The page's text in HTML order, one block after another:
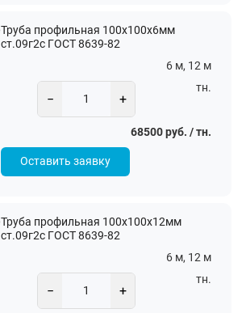
Труба профильная 100х100х6мм
ст.09г2с ГОСТ 8639-82
6 м, 12 м
− +
тн.
68500 руб. / тн.
Оставить заявку
Труба профильная 100х100х12мм
ст.09г2с ГОСТ 8639-82
6 м, 12 м
− +
тн.